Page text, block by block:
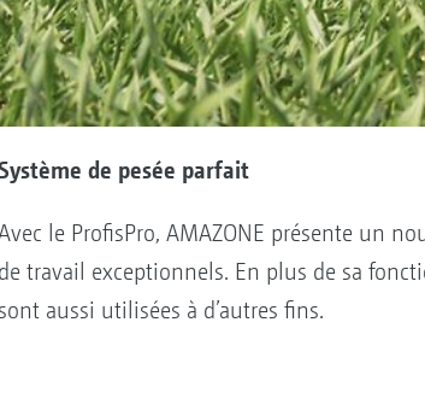
de pesée parfait
le ProfisPro, AMAZONE présente un
de travail exceptionnels. En plus de sa
sont aussi utilisées à d’autres fins.